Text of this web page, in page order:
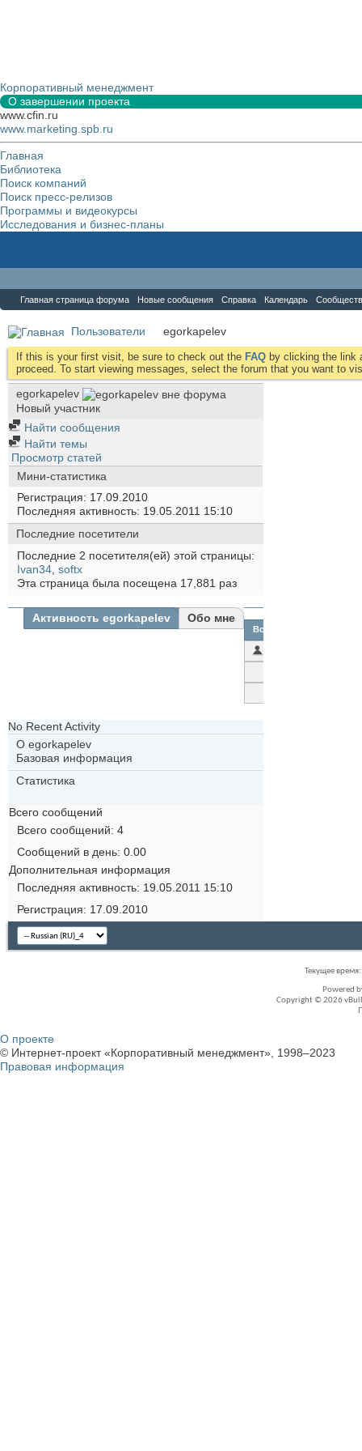
Корпоративный менеджмент
О завершении проекта
www.cfin.ru
www.marketing.spb.ru
Главная
Библиотека
Поиск компаний
Поиск пресс-релизов
Программы и видеокурсы
Исследования и бизнес-планы
Главная страница форума Новые сообщения Справка Календарь
Пользователи egorkapelev
If this is your first visit, be sure to check out the FAQ by clicking the link
proceed. To start viewing messages, select the forum that you want to
egorkapelev
Новый участник
Найти сообщения
Найти темы
Просмотр статей
Мини-статистика
Регистрация
17.09.2010
Последняя активность 19.05.2011 15:10
Последние посетители
Последние 2 посетителя(ей) этой страницы:
Ivan34 softx
Эта страница была посещена 17,881 раз
Активность egorkapelev Обо мне
Все
No Recent Activity
О egorkapelev
Базовая информация
Статистика
Всего сообщений
Всего сообщений 4
Сообщений в день 0.00
Дополнительная информация
Последняя активность 19.05.2011 15:10
Регистрация
17.09.2010
Текущее время:
Powered
Copyright © 2026
О проекте
© Интернет-проект «Корпоративный менеджмент», 1998–2023
Правовая информация